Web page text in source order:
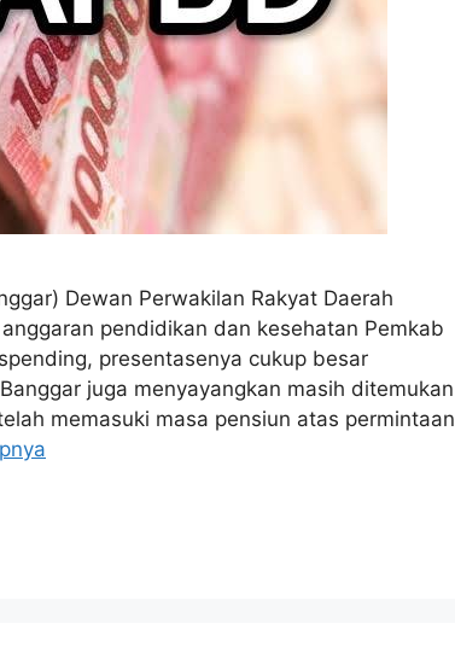
Dewan Perwakilan Rakyat Daerah
pendidikan dan kesehatan Pemkab
presentasenya cukup besar
juga menyayangkan masih ditemukan
memasuki masa pensiun atas permintaan